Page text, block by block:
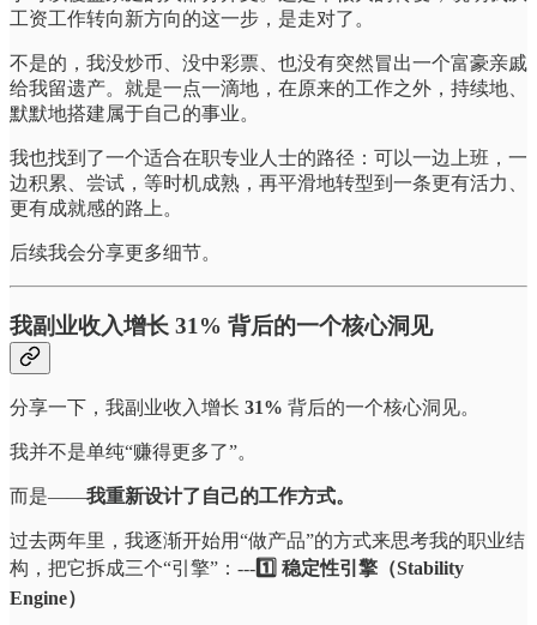
工资工作转向新方向的这一步，是走对了。
不是的，我没炒币、没中彩票、也没有突然冒出一个富豪亲戚
给我留遗产。就是一点一滴地，在原来的工作之外，持续地、
默默地搭建属于自己的事业。
我也找到了一个适合在职专业人士的路径：可以一边上班，一
边积累、尝试，等时机成熟，再平滑地转型到一条更有活力、
更有成就感的路上。
后续我会分享更多细节。
我副业收入增长 31% 背后的一个核心洞见
分享一下，我副业收入增长 31% 背后的一个核心洞见。
我并不是单纯“赚得更多了”。
而是——我重新设计了自己的工作方式。
过去两年里，我逐渐开始用“做产品”的方式来思考我的职业结
构，把它拆成三个“引擎”：--- 1️⃣ 稳定性引擎（Stability
Engine）